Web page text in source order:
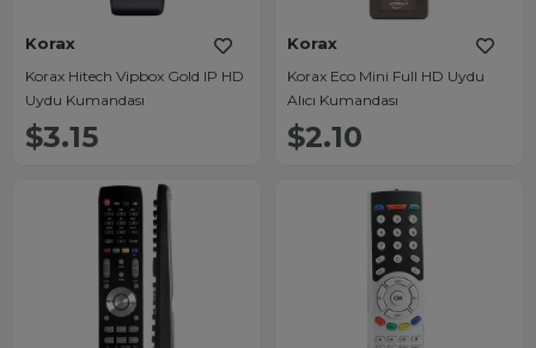
Korax
Korax Hitech Vipbox Gold IP HD
Uydu Kumandası
$3.15
Korax
Korax Eco Mini Full HD Uydu
Alıcı Kumandası
$2.10